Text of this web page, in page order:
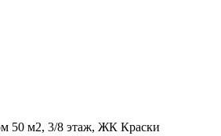
50 м2, 3/8 этаж, ЖК Краски